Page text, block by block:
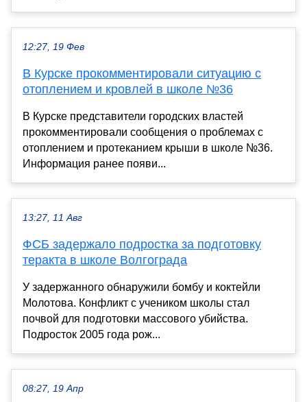
12:27, 19 Фев
В Курске прокомментировали ситуацию с
отоплением и кровлей в школе №36
В Курске представители городских властей
прокомментировали сообщения о проблемах с
отоплением и протеканием крыши в школе №36.
Информация ранее появи...
13:27, 11 Авг
ФСБ задержало подростка за подготовку
теракта в школе Волгограда
У задержанного обнаружили бомбу и коктейли
Молотова. Конфликт с учеником школы стал
почвой для подготовки массового убийства.
Подросток 2005 года рож...
08:27, 19 Апр